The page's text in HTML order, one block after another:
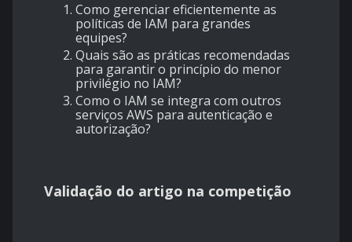
Como gerenciar eficientemente as
políticas de IAM para grandes
equipes?
Quais são as práticas recomendadas
para garantir o princípio do menor
privilégio no IAM?
Como o IAM se integra com outros
serviços AWS para autenticação e
autorização?
Validação do artigo na competição